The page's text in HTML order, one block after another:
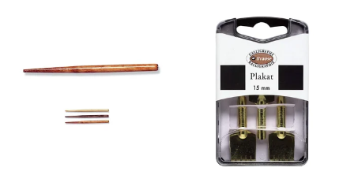
Prix barré 7,44€
Prix 5,21€